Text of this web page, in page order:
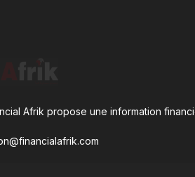
Afrik propose une information